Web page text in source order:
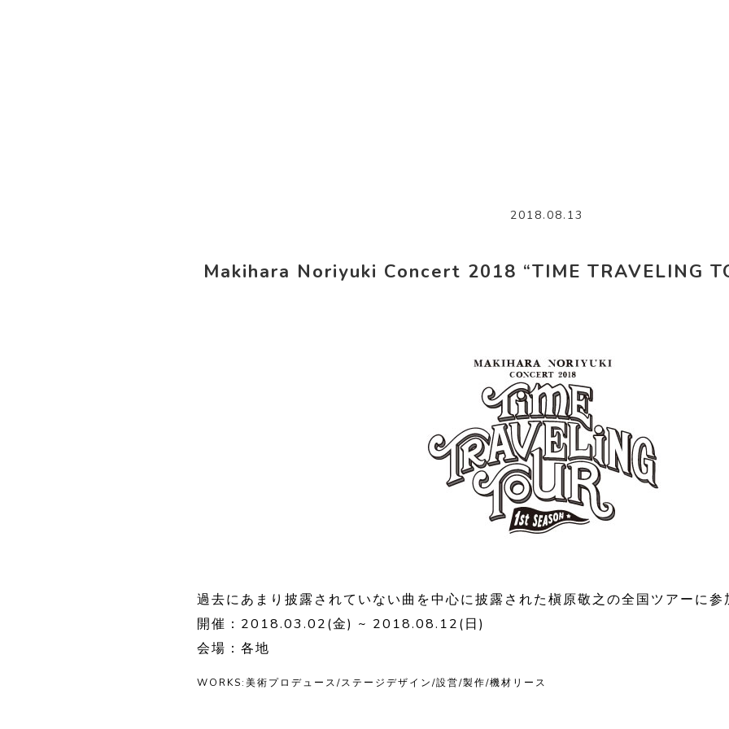
2018.08.13
Makihara Noriyuki Concert 2018 “TIME TRAVELING
過去にあまり披露されていない曲を中心に披露された槇原敬之の全国ツアーに参
開催：2018.03.02(金) ~ 2018.08.12(日)
会場：各地
WORKS:美術プロデュース/ステージデザイン/設営/製作/機材リース